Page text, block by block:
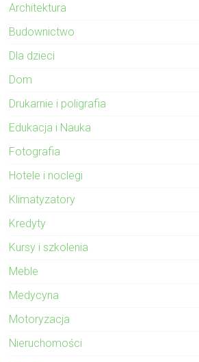
Architektura
Budownictwo
Dla dzieci
Dom
Drukarnie i poligrafia
Edukacja i Nauka
Fotografia
Hotele i noclegi
Klimatyzatory
Kredyty
Kursy i szkolenia
Meble
Medycyna
Motoryzacja
Nieruchomości